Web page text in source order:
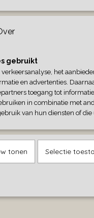
gebruikt
het
en advertenties.
toegang tot
in combinatie met
van hun diensten of die
tonen Selectie